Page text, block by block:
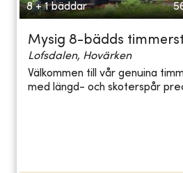
8 + 1 bäddar
Mysig 8-bädds
Lofsdalen, Hovärken
Välkommen till vår genuina
med längd- och skoterspår